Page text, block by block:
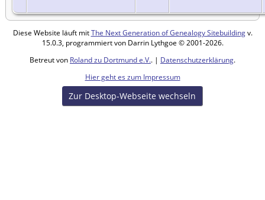
Diese Website läuft mitThe Next Generation of Genealogy Sitebuildingv.
15.0.3, programmiert von Darrin Lythgoe © 2001-2026.
Betreut von Roland zu Dortmund e.V.. | Datenschutzerklärung.
Hier geht es zum Impressum
Zur Desktop-Webseite wechseln